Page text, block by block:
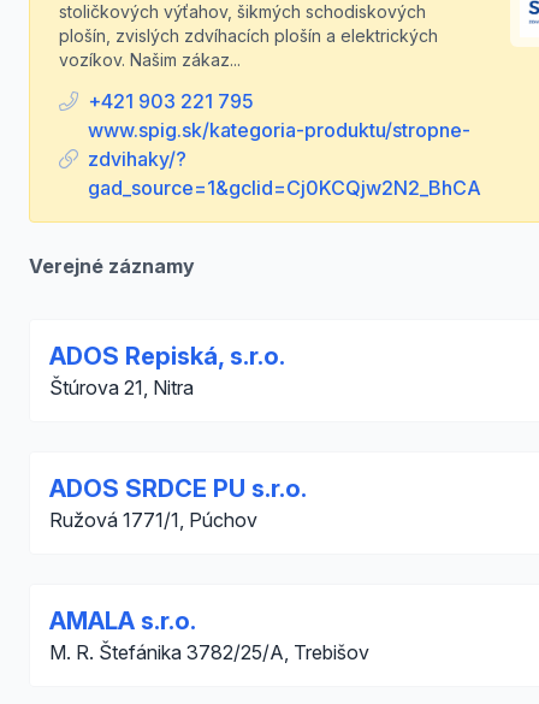
stoličkových výťahov, šikmých schodiskových
plošín, zvislých zdvíhacích plošín a elektrických
vozíkov. Našim zákaz...
+421 903 221 795
www.spig.sk/kategoria-produktu/stropne-
zdvihaky/?
gad_source=1&gclid=Cj0KCQjw2N2_BhCA
Verejné záznamy
ADOS Repiská, s.r.o.
Štúrova 21, Nitra
ADOS SRDCE PU s.r.o.
Ružová 1771/1, Púchov
AMALA s.r.o.
M. R. Štefánika 3782/25/A, Trebišov